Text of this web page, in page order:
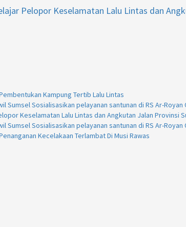
Pelopor Keselamatan Lalu Lintas dan
Kampung Tertib Lalu Lintas
Sumsel Sosialisasikan pelayanan santunan di RS Ar-Royan
Keselamatan Lalu Lintas dan Angkutan Jalan Provinsi
Sumsel Sosialisasikan pelayanan santunan di RS Ar-Royan
Kecelakaan Terlambat Di Musi Rawas